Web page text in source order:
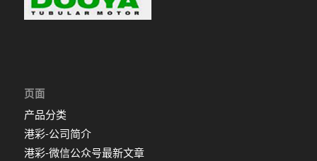
页面
产品分类
港彩-公司简介
港彩-微信公众号最新文章